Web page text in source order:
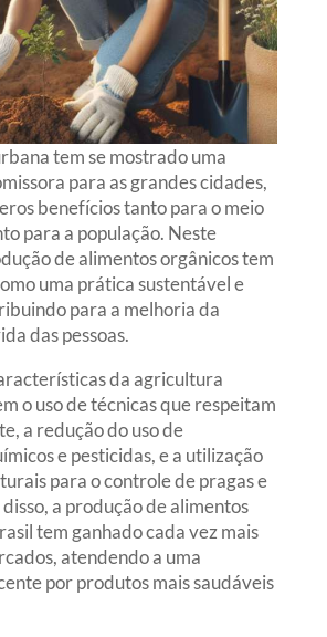
tem se mostrado uma
para as grandes cidades,
benefícios tanto para o meio
para a população. Neste
de alimentos orgânicos tem
uma prática sustentável e
para a melhoria da
das pessoas.
da agricultura
o uso de técnicas que respeitam
a redução do uso de
e pesticidas, e a utilização
para o controle de pragas e
a produção de alimentos
tem ganhado cada vez mais
atendendo a uma
por produtos mais saudáveis